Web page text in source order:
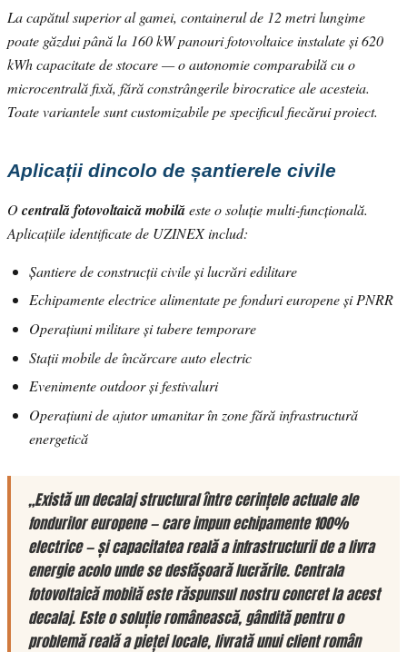
La capătul superior al gamei, containerul de 12 metri lungime
poate găzdui până la 160 kW panouri fotovoltaice instalate și 620
kWh capacitate de stocare — o autonomie comparabilă cu o
microcentrală fixă, fără constrângerile birocratice ale acesteia.
Toate variantele sunt customizabile pe specificul fiecărui proiect.
Aplicații dincolo de șantierele civile
Ocentrală fotovoltaică mobilăeste o soluție multi-funcțională.
Aplicațiile identificate de UZINEX includ:
Șantiere de construcții civile și lucrări edilitare
Echipamente electrice alimentate pe fonduri europene și PNRR
Operațiuni militare și tabere temporare
Stații mobile de încărcare auto electric
Evenimente outdoor și festivaluri
Operațiuni de ajutor umanitar în zone fără infrastructură
energetică
„Există un decalaj structural între cerințele actuale ale
fondurilor europene — care impun echipamente 100%
electrice — și capacitatea reală a infrastructurii de a livra
energie acolo unde se desfășoară lucrările. Centrala
fotovoltaică mobilă este răspunsul nostru concret la acest
decalaj. Este o soluție românească, gândită pentru o
problemă reală a pieței locale, livrată unui client român